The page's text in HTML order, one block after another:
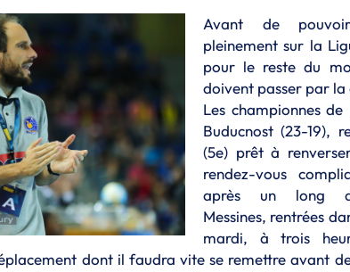
Avant de
pleinement sur la
pour le reste du
doivent passer par la
Les championnes
Buducnost (23-19),
(5e) prêt à
rendez-vous
après un long
Messines, rentrées
mardi, à trois
dont il faudra vite se remettre avant